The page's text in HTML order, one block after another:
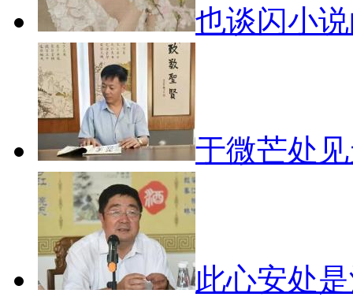
也谈闪小
于微芒处
此心安处